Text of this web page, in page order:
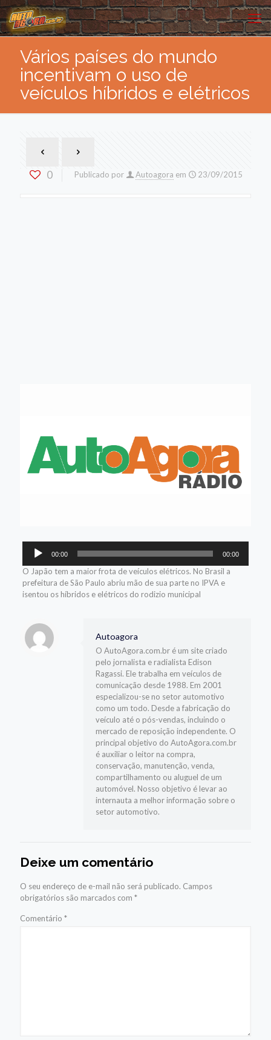
Vários países do mundo
incentivam o uso de
veículos híbridos e elétricos
0 Publicado por Autoagora em 23/09/2015
Tocador
áudio
00:00 00:00
O Japão tem a maior frota de veículos elétricos. No Brasil a
prefeitura de São Paulo abriu mão de sua parte no IPVA e
isentou os híbridos e elétricos do rodizio municipal
Autoagora
O AutoAgora.com.br é um site criado
pelo jornalista e radialista Edison
Ragassi. Ele trabalha em veículos de
comunicação desde 1988. Em 2001
especializou-se no setor automotivo
como um todo. Desde a fabricação do
veículo até o pós-vendas, incluindo o
mercado de reposição independente. O
principal objetivo do AutoAgora.com.br
é auxiliar o leitor na compra,
conservação, manutenção, venda,
compartilhamento ou aluguel de um
automóvel. Nosso objetivo é levar ao
internauta a melhor informação sobre o
setor automotivo.
Deixe um comentário
O seu endereço de e-mail não será publicado. Campos
obrigatórios são marcados com *
Comentário *